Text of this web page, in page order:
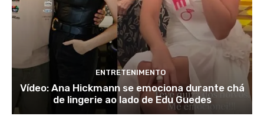
ENTRETENIMENTO
Vídeo: Ana Hickmann se emociona durante chá
de lingerie ao lado de Edu Guedes